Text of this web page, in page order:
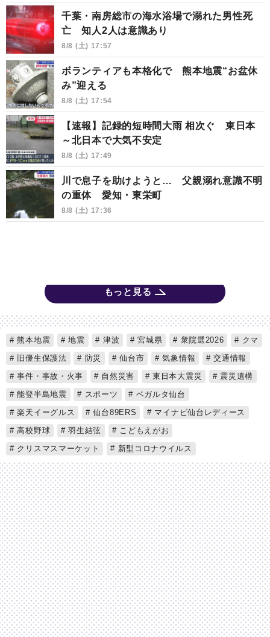
千葉・南房総市の海水浴場で溺れた男性死
亡 知人2人は意識あり
8/8 (土) 17:57
ボランティアも本格化で 熊本地震“お盆休
み”迎える
8/8 (土) 17:54
【速報】記録的短時間大雨 相次ぐ 東日本
～北日本で大気不安定
8/8 (土) 17:49
川で息子を助けようと… 父親溺れ意識不明
の重体 愛知・東栄町
8/8 (土) 17:36
もっと見る
熊本地震 地震 津波 宮城県 衆院選2026
クマ
旧優生保護法
防災 仙台市 気象情報
交通情報
事件・事故・火事
自然災害 東日本大震災
震災遺構
能登半島地震
スポーツ
ベガルタ仙台
楽天イーグルス
仙台89ERS
マイナビ仙台レディース
高校野球
羽生結弦
こどもえがお
クリスマスマーケット
新型コロナウイルス